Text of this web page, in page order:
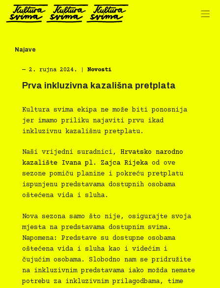
Preskoči
sadržaj
Najave
― 2. rujna 2024. Novosti
Prva inkluzivna kazališna pretplata
Kultura svima ekipa ne može biti ponosnija
jer imamo priliku najaviti prvu ikad
inkluzivnu kazališnu pretplatu.
Naši vrijedni suradnici, Hrvatsko narodno
kazalište Ivana pl. Zajca Rijeka od ove
sezone pomiču planine i pokreću pretplatu
ispunjenu predstavama dostupnih osobama
oštećena vida i sluha.
Nova sezona samo što nije, osigurajte svoja
mjesta na predstavama dostupnim svima.
Napomena: Predstave su dostupne osobama
oštećena vida i sluha kao i videćim i
čujućim osobama. Slobodno nam se pridružite
na inkluzivnim predstavama iako možda nemate
potrebu za inkluzivnim prilagodbama, time